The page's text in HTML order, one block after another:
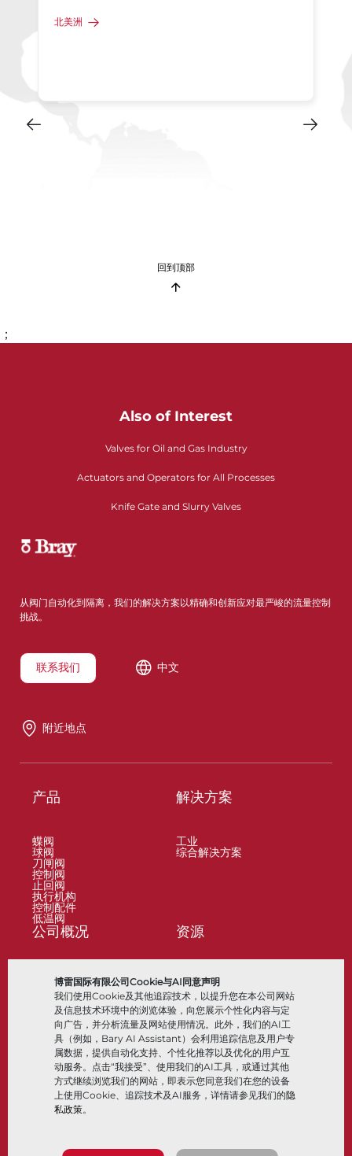
博雷国际有限公司Cookie与AI同意声明
我们使用Cookie及其他追踪技术，以提升您在本公司网站
及信息技术环境中的浏览体验，向您展示个性化内容与定
向广告，并分析流量及网站使用情况。此外，我们的AI工
具（例如，Bary AI Assistant）会利用追踪信息及用户专
属数据，提供自动化支持、个性化推荐以及优化的用户互
动服务。点击“我接受”、使用我们的AI工具，或通过其他
方式继续浏览我们的网站，即表示您同意我们在您的设备
上使用Cookie、追踪技术及AI服务，详情请参见我们的隐
私政策。
北美洲
回到顶部
；
Also of Interest
Valves for Oil and Gas Industry
Actuators and Operators for All Processes
Knife Gate and Slurry Valves
从阀门自动化到隔离，我们的解决方案以精确和创新应对最严峻的流量控制
挑战。
联系我们 中文
附近地点
产品
蝶阀
球阀
刀闸阀
控制阀
止回阀
执行机构
控制配件
低温阀
解决方案
工业
综合解决方案
公司概况
合作伙伴
可持续性
客户门户
资源
文档
知识中心
软件
材料选择
关注我们 LinkedIn YouTube